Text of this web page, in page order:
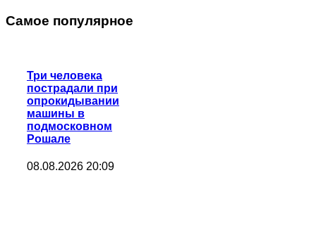
Самое популярное
Три человека
пострадали при
опрокидывании
машины в
подмосковном
Рошале
08.08.2026 20:09